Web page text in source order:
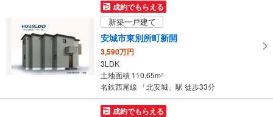
成約でもらえる
新築一戸建て
安城市東別所町新開
3,590万円
3LDK
土地面積 110.65m2
名鉄西尾線 「北安城」駅 徒歩33分
成約でもらえる